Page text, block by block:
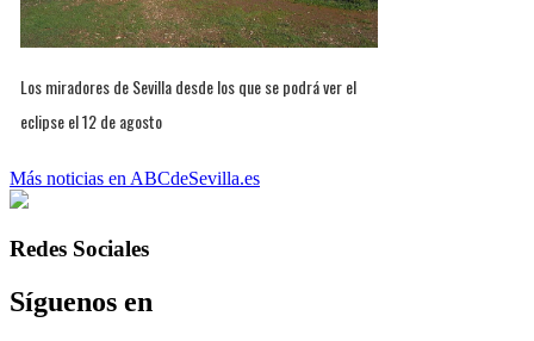
Los miradores de Sevilla desde los que se podrá ver el
eclipse el 12 de agosto
Más noticias en ABCdeSevilla.es
Redes Sociales
Síguenos en